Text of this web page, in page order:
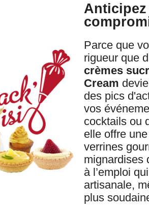
Anticipez
Parce que
rigueur que
crèmes
Cream
des pics
vos
cocktails ou
elle offre
verrines
mignardises
à l’emploi
artisanale,
plus